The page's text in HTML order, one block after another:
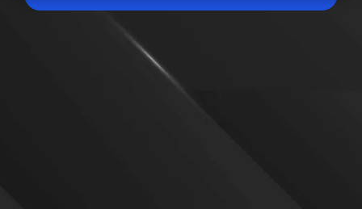
May 06, 2026, 10:10 AM (IST)
TV खरीदते वक्त न करें ये गलतियां, नहीं तो पड़ेगा
अक्सर लोग Smart TV खरीदते वक्त ऐसी गलतियां कर देते हैं,
Share